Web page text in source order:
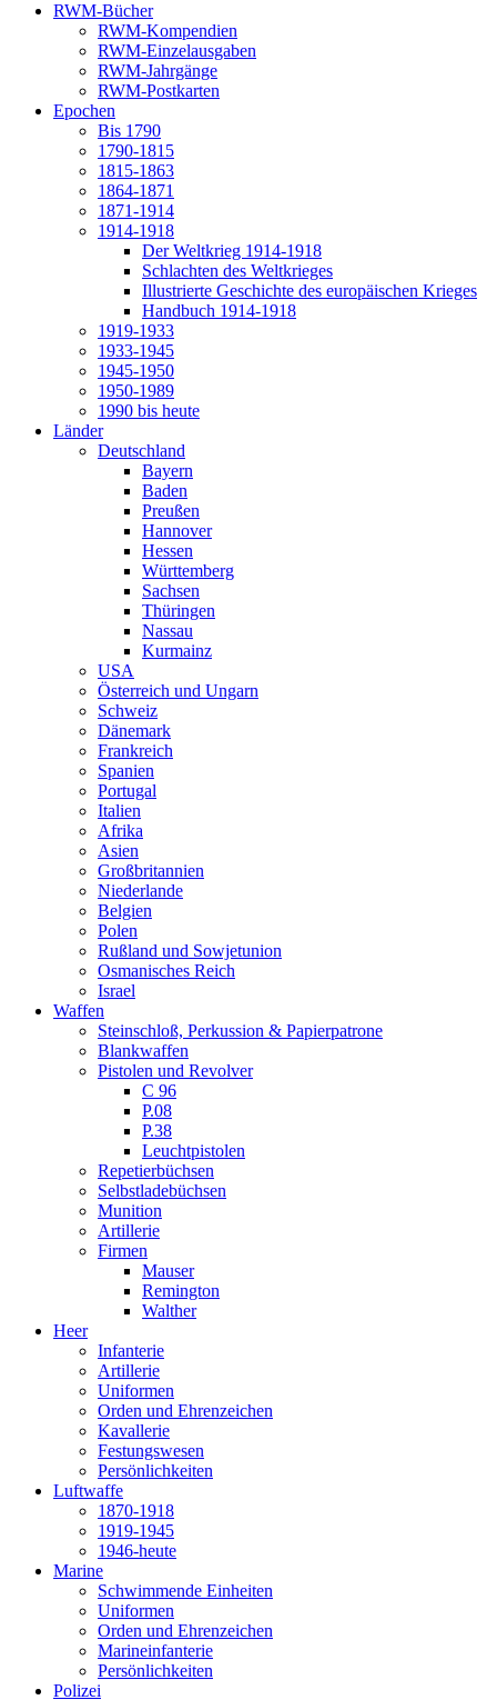
RWM-Bücher
RWM-Kompendien
RWM-Einzelausgaben
RWM-Jahrgänge
RWM-Postkarten
Epochen
Bis 1790
1790-1815
1815-1863
1864-1871
1871-1914
1914-1918
Der Weltkrieg 1914-1918
Schlachten des Weltkrieges
Illustrierte Geschichte des europäischen Krieges
Handbuch 1914-1918
1919-1933
1933-1945
1945-1950
1950-1989
1990 bis heute
Länder
Deutschland
Bayern
Baden
Preußen
Hannover
Hessen
Württemberg
Sachsen
Thüringen
Nassau
Kurmainz
USA
Österreich und Ungarn
Schweiz
Dänemark
Frankreich
Spanien
Portugal
Italien
Afrika
Asien
Großbritannien
Niederlande
Belgien
Polen
Rußland und Sowjetunion
Osmanisches Reich
Israel
Waffen
Steinschloß, Perkussion & Papierpatrone
Blankwaffen
Pistolen und Revolver
C 96
P.08
P.38
Leuchtpistolen
Repetierbüchsen
Selbstladebüchsen
Munition
Artillerie
Firmen
Mauser
Remington
Walther
Heer
Infanterie
Artillerie
Uniformen
Orden und Ehrenzeichen
Kavallerie
Festungswesen
Persönlichkeiten
Luftwaffe
1870-1918
1919-1945
1946-heute
Marine
Schwimmende Einheiten
Uniformen
Orden und Ehrenzeichen
Marineinfanterie
Persönlichkeiten
Polizei